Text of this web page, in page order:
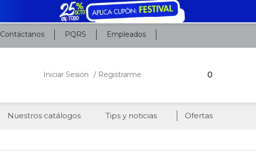
Contáctanos PQRS Empleados
Iniciar Sesión / Registrarme 0
Nuestros catálogos Tips y noticias Ofertas